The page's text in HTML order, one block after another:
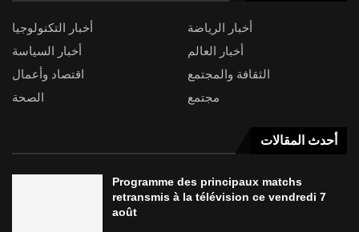
أخبار التكنولوجيا
أخبار الرياضة
أخبار السياسة
أخبار العالم
اقتصاد وأعمال
الثقافة والمجتمع
الصحة
مجتمع
أحدث المقالات
Programme des principaux matchs
retransmis à la télévision ce vendredi 7
août